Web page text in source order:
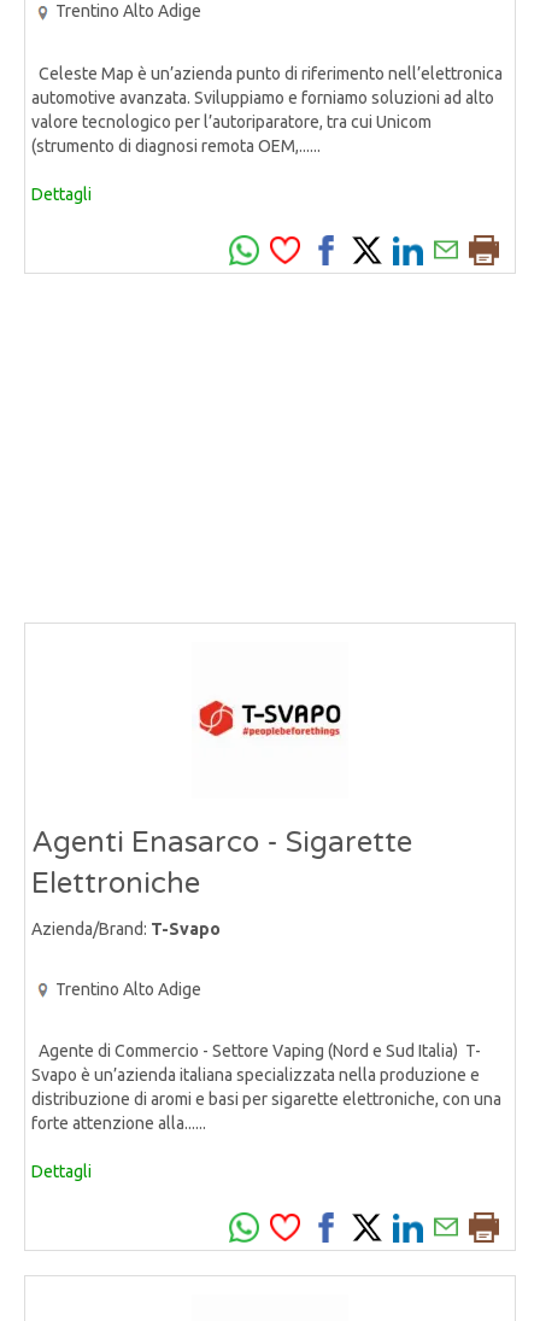
Trentino Alto Adige
Celeste Map è un’azienda punto di riferimento nell’elettronica
automotive avanzata. Sviluppiamo e forniamo soluzioni ad alto
valore tecnologico per l’autoriparatore, tra cui Unicom
(strumento di diagnosi remota OEM,......
Dettagli
Agenti Enasarco - Sigarette
Elettroniche
Azienda/Brand: T-Svapo
Trentino Alto Adige
Agente di Commercio - Settore Vaping (Nord e Sud Italia) T-
Svapo è un’azienda italiana specializzata nella produzione e
distribuzione di aromi e basi per sigarette elettroniche, con una
forte attenzione alla......
Dettagli